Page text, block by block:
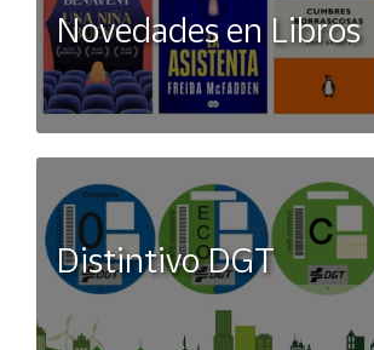
Novedades en Libros
Distintivo DGT